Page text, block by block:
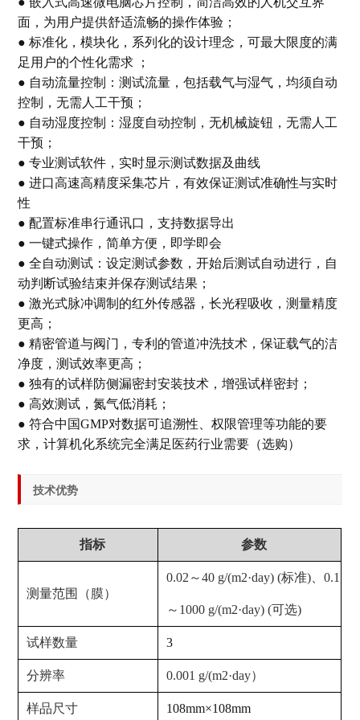
面，为用户提供舒适流畅的操作体验；
● 标准化，模块化，系列化的设计理念，可最大限度的满
足用户的个性化需求 ；
● 自动流量控制：测试流量，包括载气与湿气，均须自动
控制，无需人工干预；
● 自动湿度控制：湿度自动控制，无机械旋钮，无需人工
干预；
● 专业测试软件，实时显示测试数据及曲线
● 进口高速高精度采集芯片，有效保证测试准确性与实时
性
● 配置标准串行通讯口，支持数据导出
● 一键式操作，简单方便，即学即会
● 全自动测试：设定测试参数，开始后测试自动进行，自
动判断试验结束并保存测试结果；
● 激光式脉冲调制的红外传感器，长光程吸收，测量精度
更高；
● 精密管道与阀门，专利的管道冲洗技术，保证载气的洁
净度，测试效率更高；
● 独有的试样防侧漏密封安装技术，增强试样密封；
● 高效测试，氮气低消耗；
● 符合中国GMP对数据可追溯性、权限管理等功能的要
求，计算机化系统完全满足医药行业需要（选购）
技术优势
指标 参数
测量范围（膜）
0.02～40 g/(m2·day) (标准)、0.1
～1000 g/(m2·day) (可选)
试样数量 3
分辨率 0.001 g/(m2·day）
样品尺寸 108mm×108mm